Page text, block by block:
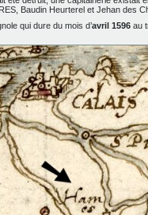
Baudin Heurterel et Jehan des
qui dure du mois d’avril 1596 au